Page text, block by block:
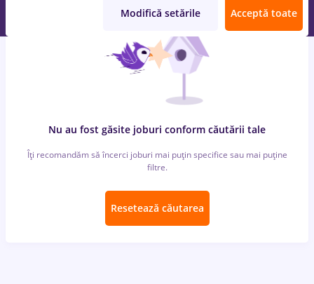
Nu au fost găsite joburi conform căutării tale
Îți recomandăm să încerci joburi mai puțin specifice sau mai puține
filtre.
Resetează căutarea
Modifică setările Acceptă toate